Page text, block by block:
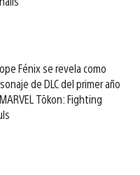
Fénix se revela como
de DLC del primer año
Tōkon: Fighting